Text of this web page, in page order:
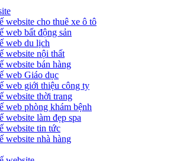
website cho thuê xe ô tô
web bất động sản
web du lịch
website nội thất
website bán hàng
web Giáo dục
web giới thiệu công ty
website thời trang
web phòng khám bệnh
website làm đẹp spa
website tin tức
website nhà hàng